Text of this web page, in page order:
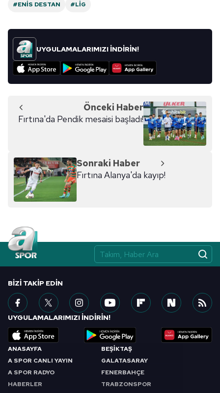
#ENIS DESTAN
#LIG
UYGULAMALARIMIZI İNDİRİN!
Önceki Haber
Fırtına'da Pendik mesaisi başladı!
Sonraki Haber
Fırtına Alanya'da kayıp!
ANASAYFA
A SPOR CANLI YAYIN
A SPOR RADYO
HABERLER
BEŞİKTAŞ
GALATASARAY
FENERBAHÇE
TRABZONSPOR
BIZI TAKIP EDIN
UYGULAMALARIMIZI İNDİRİN!